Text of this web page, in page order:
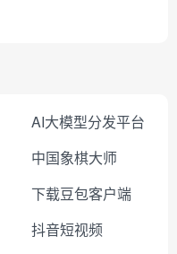
AI大模型分发平台
中国象棋大师
下载豆包客户端
抖音短视频